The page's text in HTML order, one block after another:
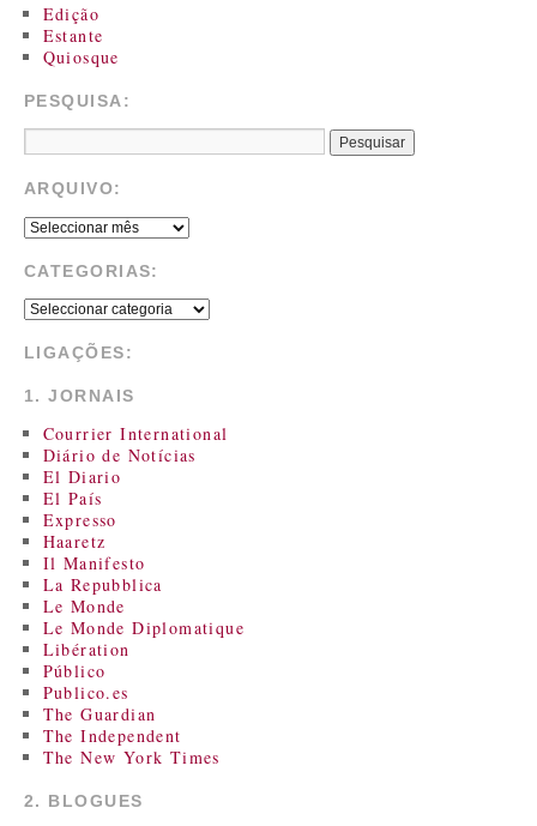
Edição
Estante
Quiosque
PESQUISA:
ARQUIVO:
CATEGORIAS:
LIGAÇÕES:
1. JORNAIS
Courrier International
Diário de Notícias
El Diario
El País
Expresso
Haaretz
Il Manifesto
La Repubblica
Le Monde
Le Monde Diplomatique
Libération
Público
Publico.es
The Guardian
The Independent
The New York Times
2. BLOGUES